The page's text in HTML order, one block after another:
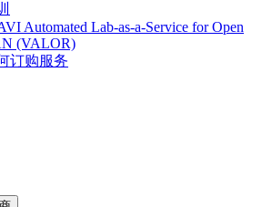
Automated Lab-as-a-Service for Open
(VALOR)
订购服务